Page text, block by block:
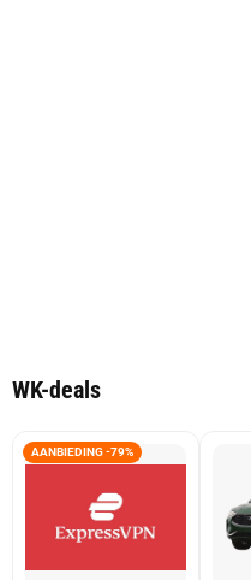
WK-deals
AANBIEDING -79%